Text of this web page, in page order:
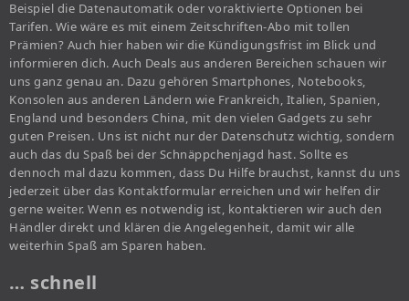
Beispiel die Datenautomatik oder voraktivierte Optionen bei
Tarifen. Wie wäre es mit einem Zeitschriften-Abo mit tollen
Prämien? Auch hier haben wir die Kündigungsfrist im Blick und
informieren dich. Auch Deals aus anderen Bereichen schauen wir
uns ganz genau an. Dazu gehören Smartphones, Notebooks,
Konsolen aus anderen Ländern wie Frankreich, Italien, Spanien,
England und besonders China, mit den vielen Gadgets zu sehr
guten Preisen. Uns ist nicht nur der Datenschutz wichtig, sondern
auch das du Spaß bei der Schnäppchenjagd hast. Sollte es
dennoch mal dazu kommen, dass Du Hilfe brauchst, kannst du uns
jederzeit über das Kontaktformular erreichen und wir helfen dir
gerne weiter. Wenn es notwendig ist, kontaktieren wir auch den
Händler direkt und klären die Angelegenheit, damit wir alle
weiterhin Spaß am Sparen haben.
… schnell